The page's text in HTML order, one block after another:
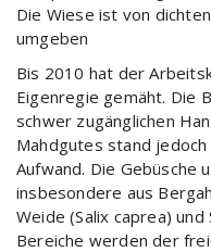
Die Wiese ist von
umgeben
Bis 2010 hat der
Eigenregie gemäht. Die
schwer zugänglichen
Mahdgutes stand
Aufwand. Die Gebüsche
insbesondere aus
Weide (Salix caprea)
Bereiche werden der